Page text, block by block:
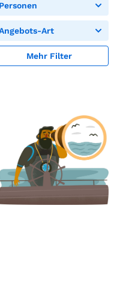
Personen
Art
Mehr Filter